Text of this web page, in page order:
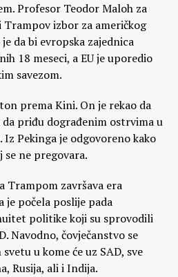
Profesor Teodor Maloh za
Trampov izbor za američkog
da bi evropska zajednica
18 meseci, a EU je uporedio
savezom.
prema Kini. On je rekao da
priđu dograđenim ostrvima u
Pekinga je odgovoreno kako
ne pregovara.
Trampom završava era
počela poslije pada
politike koji su sprovodili
Navodno, čovječanstvo se
u kome će uz SAD, sve
Rusija, ali i Indija.